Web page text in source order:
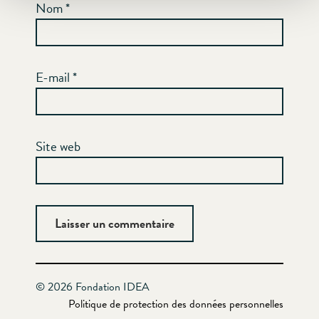
Nom*
E-mail*
Site web
© 2026 Fondation IDEA
Politique de protection des données personnelles